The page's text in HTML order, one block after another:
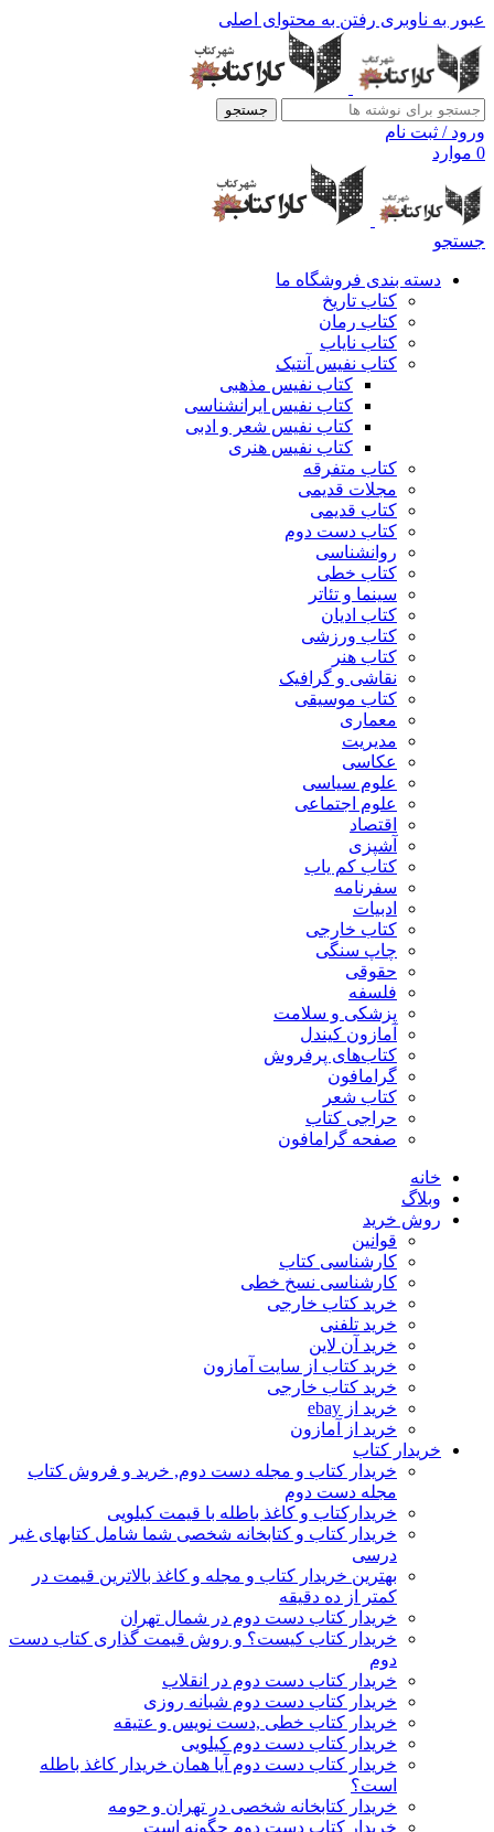
عبور به ناوبری رفتن به محتوای اصلی
جستجو
ورود / ثبت نام
0 موارد
جستجو
دسته بندی فروشگاه ما
کتاب تاریخ
کتاب رمان
کتاب نایاب
کتاب نفیس آنتیک
کتاب نفیس مذهبی
کتاب نفیس ایرانشناسی
کتاب نفیس شعر و ادبی
کتاب نفیس هنری
کتاب متفرقه
مجلات قدیمی
کتاب قدیمی
کتاب دست دوم
روانشناسی
کتاب خطی
سینما و تئاتر
کتاب ادیان
کتاب ورزشی
کتاب هنر
نقاشی و گرافیک
کتاب موسیقی
معماری
مدیریت
عکاسی
علوم سیاسی
علوم اجتماعی
اقتصاد
آشپزی
کتاب کم یاب
سفرنامه
ادبیات
کتاب خارجی
چاپ سنگی
حقوقی
فلسفه
پزشکی و سلامت
آمازون کیندل
کتاب‌های پرفروش
گرامافون
کتاب شعر
حراجی کتاب
صفحه گرامافون
خانه
وبلاگ
روش خرید
قوانین
کارشناسی کتاب
کارشناسی نسخ خطی
خرید کتاب خارجی
خرید تلفنی
خرید آن لاین
خرید کتاب از سایت آمازون
خرید کتاب خارجی
خرید از ebay
خرید از آمازون
خریدار کتاب
خریدار کتاب و مجله دست دوم, خرید و فروش کتاب
مجله دست دوم
خریدارکتاب و کاغذ باطله با قیمت کیلویی
خریدار کتاب و کتابخانه شخصی شما شامل کتابهای غیر
درسی
بهترین خریدار کتاب و مجله و کاغذ بالاترین قیمت در
کمتر از ده دقیقه
خریدار کتاب دست دوم در شمال تهران
خریدار کتاب کیست؟ و روش قیمت گذاری کتاب دست
دوم
خریدار کتاب دست دوم در انقلاب
خریدار کتاب دست دوم شبانه روزی
خریدار کتاب خطی ,دست نویس و عتیقه
خریدار کتاب دست دوم کیلویی
خریدار کتاب دست دوم آیا همان خریدار کاغذ باطله
است؟
خریدار کتابخانه شخصی در تهران و حومه
خریدار کتاب دست دوم چگونه است